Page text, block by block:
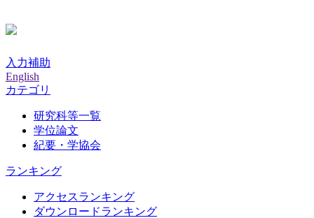
入力補助
English
カテゴリ
研究科等一覧
学位論文
紀要・学協会
ランキング
アクセスランキング
ダウンロードランキング